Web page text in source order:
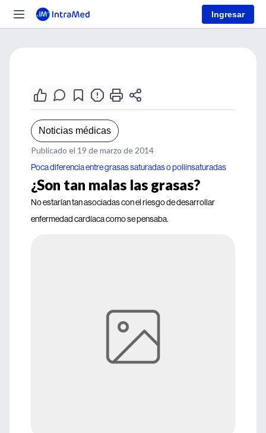
Ingresar
Noticias médicas
Publicado el 19 de marzo de 2014
Poca diferencia entre grasas saturadas o poliinsaturadas
¿Son tan malas las grasas?
No estarían tan asociadas con el riesgo de desarrollar
enfermedad cardíaca como se pensaba.